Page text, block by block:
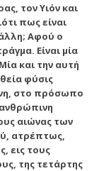
τον Υιόν και
πως είναι
Αφού ο
Είναι μία
και την αυτή
φύσις
στο πρόσωπο
αιώνας των
ατρέπτως,
εις τους
της τετάρτης